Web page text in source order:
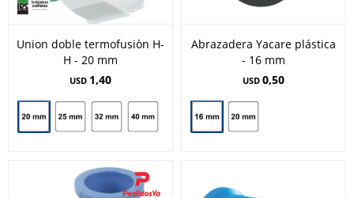
Union doble termofusiòn H-
H - 20 mm
USD 1,40
Abrazadera Yacare plástica
- 16 mm
USD 0,50